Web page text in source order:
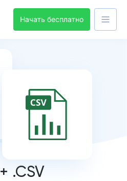
Начать бесплатно
+ .CSV